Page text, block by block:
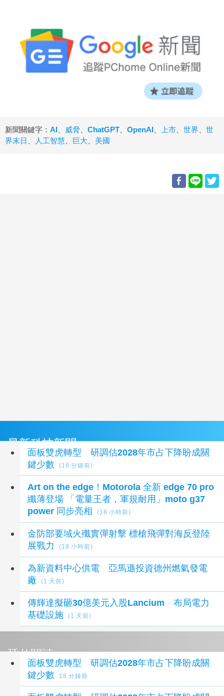
新聞關鍵字： AI 威脅 ChatGPT OpenAI 上市 世界
世
界末日
人工智慧 巨大 美國
最新科技新聞
面板雙虎轉型 研調估2028年市占下降盼成關
鍵少數
(18 分鐘前)
Art on the edge！Motorola 全新 edge 70 pro
纖薄登場 「電量王者，軍規耐用」moto g37
power 同步亮相
(18 小時前)
金防部要域火殲實彈射擊 標槍飛彈對海反登陸
展戰力
(19 小時前)
為新資料中心供電 亞馬遜投資德州燃氣發電
廠
(1 天前)
傳輝達擬砸30億美元入股Lancium 布局電力
基礎設施
(1 天前)
延伸閱讀
面板雙虎轉型 研調估2028年市占下降盼成關
鍵少數
18 分鐘前